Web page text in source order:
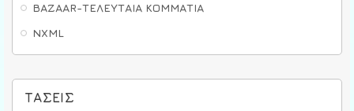
BAZAAR-ΤΕΛΕΥΤΑΙΑ ΚΟΜΜΑΤΙΑ
NXML
ΤΆΣΕΙΣ